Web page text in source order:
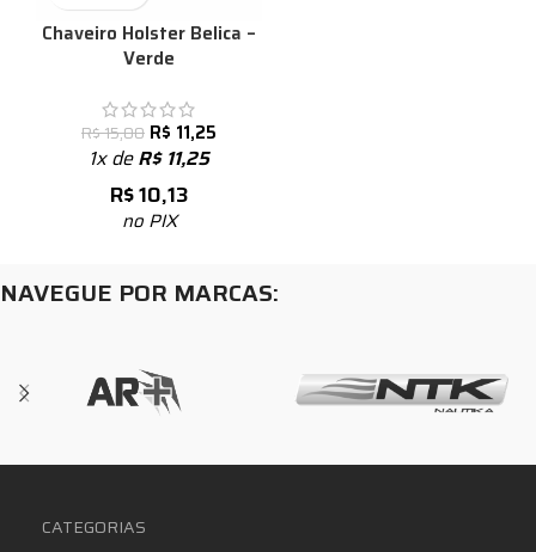
Chaveiro Holster Belica –
Verde
R$15,00 R$ 11,25
1x deR$11,25
R$10,13
no PIX
NAVEGUE POR MARCAS:
CATEGORIAS